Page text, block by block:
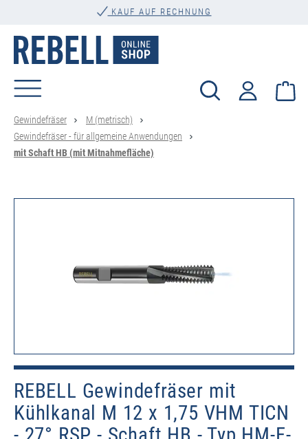
KAUF AUF RECHNUNG
Gewindefräser
M (metrisch)
Gewindefräser - für allgemeine Anwendungen
mit Schaft HB (mit Mitnahmefläche)
REBELL Gewindefräser mit
Kühlkanal M 12 x 1,75 VHM TICN